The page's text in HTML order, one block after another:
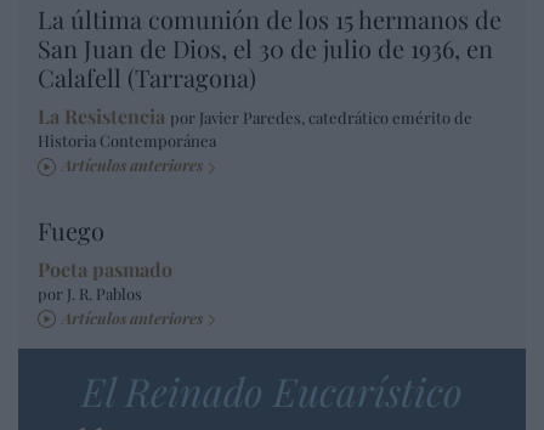
La última comunión de los 15 hermanos de
San Juan de Dios, el 30 de julio de 1936, en
Calafell (Tarragona)
La Resistencia por Javier Paredes, catedrático emérito de
Historia Contemporánea
Artículos anteriores
Fuego
Poeta pasmado
por J. R. Pablos
Artículos anteriores
El Reinado Eucarístico